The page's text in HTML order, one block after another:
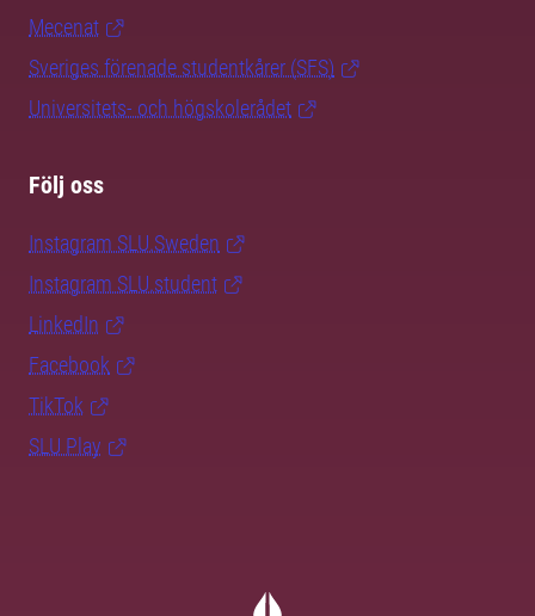
Mecenat
Sveriges förenade studentkårer (SFS)
Universitets- och högskolerådet
Följ oss
Instagram SLU.Sweden
Instagram SLU.student
LinkedIn
Facebook
TikTok
SLU Play